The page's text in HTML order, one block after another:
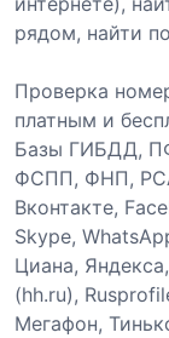
рядом, найти
Проверка
платным и
Базы ГИБДД,
ФСПП, ФНП,
Вконтакте,
Skype,
Циана,
(hh.ru),
Мегафон,